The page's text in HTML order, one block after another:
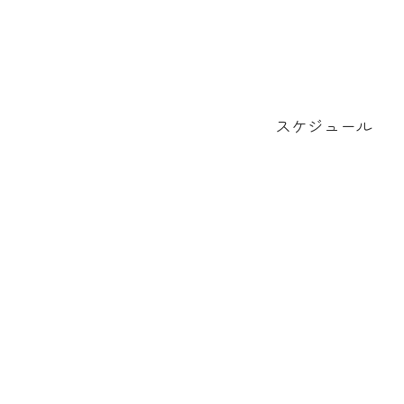
スケジュール